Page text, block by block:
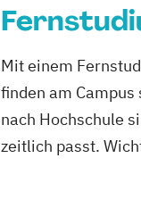
Mit einem
finden am
nach Hochschule
zeitlich passt.